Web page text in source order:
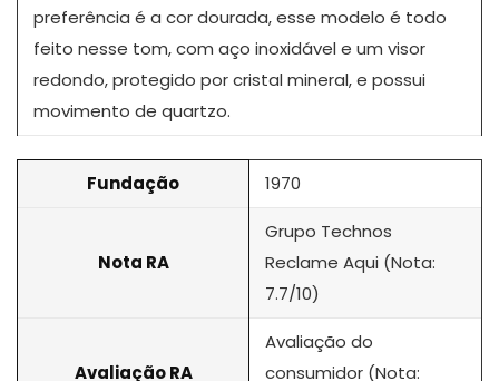
preferência é a cor dourada, esse modelo é todo
feito nesse tom, com aço inoxidável e um visor
redondo, protegido por cristal mineral, e possui
movimento de quartzo.
Fundação 1970
Nota RA
Grupo Technos
Reclame Aqui (Nota:
7.7/10)
Avaliação RA
Avaliação do
consumidor (Nota: